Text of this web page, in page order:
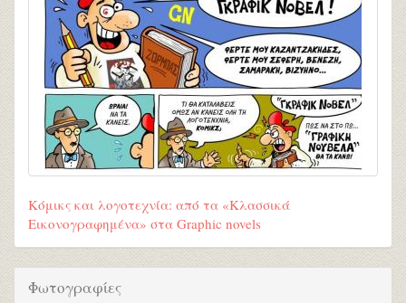
Κόμικς και λογοτεχνία: από τα «Κλασσικά
Εικονογραφημένα» στα Graphic novels
Φωτογραφίες